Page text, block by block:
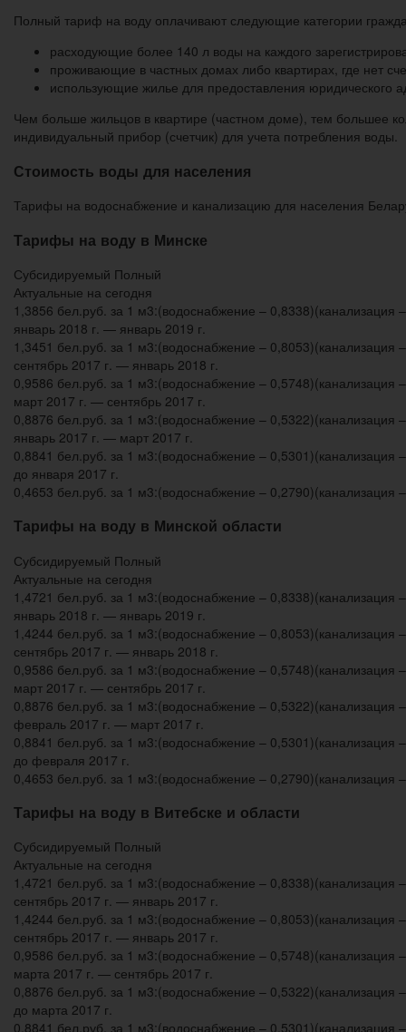
Полный тариф на воду оплачивают следующие категории
расходующие более 140 л воды на каждого
проживающие в частных домах либо квартирах, где нет
использующие жилье для предоставления юридического
Чем больше жильцов в квартире (частном доме), тем большее
индивидуальный прибор (счетчик) для учета потребления воды.
Стоимость воды для населения
Тарифы на водоснабжение и канализацию для населения
Тарифы на воду в Минске
Субсидируемый Полный
Актуальные на сегодня
1,3856 бел.руб. за 1 м3:(водоснабжение – 0,8338)(канализация
январь 2018 г. — январь 2019 г.
1,3451 бел.руб. за 1 м3:(водоснабжение – 0,8053)(канализация
сентябрь 2017 г. — январь 2018 г.
0,9586 бел.руб. за 1 м3:(водоснабжение – 0,5748)(канализация
март 2017 г. — сентябрь 2017 г.
0,8876 бел.руб. за 1 м3:(водоснабжение – 0,5322)(канализация
январь 2017 г. — март 2017 г.
0,8841 бел.руб. за 1 м3:(водоснабжение – 0,5301)(канализация
до января 2017 г.
0,4653 бел.руб. за 1 м3:(водоснабжение – 0,2790)(канализация
Тарифы на воду в Минской области
Субсидируемый Полный
Актуальные на сегодня
1,4721 бел.руб. за 1 м3:(водоснабжение – 0,8338)(канализация
январь 2018 г. — январь 2019 г.
1,4244 бел.руб. за 1 м3:(водоснабжение – 0,8053)(канализация
сентябрь 2017 г. — январь 2018 г.
0,9586 бел.руб. за 1 м3:(водоснабжение – 0,5748)(канализация
март 2017 г. — сентябрь 2017 г.
0,8876 бел.руб. за 1 м3:(водоснабжение – 0,5322)(канализация
февраль 2017 г. — март 2017 г.
0,8841 бел.руб. за 1 м3:(водоснабжение – 0,5301)(канализация
до февраля 2017 г.
0,4653 бел.руб. за 1 м3:(водоснабжение – 0,2790)(канализация
Тарифы на воду в Витебске и области
Субсидируемый Полный
Актуальные на сегодня
1,4721 бел.руб. за 1 м3:(водоснабжение – 0,8338)(канализация
сентябрь 2017 г. — январь 2017 г.
1,4244 бел.руб. за 1 м3:(водоснабжение – 0,8053)(канализация
сентябрь 2017 г. — январь 2017 г.
0,9586 бел.руб. за 1 м3:(водоснабжение – 0,5748)(канализация
марта 2017 г. — сентябрь 2017 г.
0,8876 бел.руб. за 1 м3:(водоснабжение – 0,5322)(канализация
до марта 2017 г.
0,8841 бел.руб. за 1 м3:(водоснабжение – 0,5301)(канализация